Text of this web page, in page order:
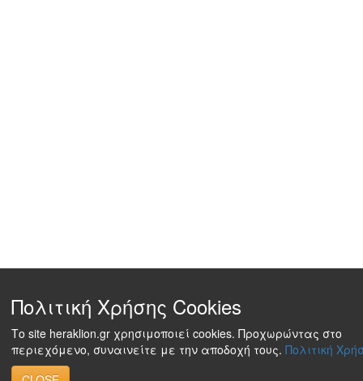
Πολιτική Χρήσης Cookies
Το site heraklion.gr χρησιμοποιεί cookies. Προχωρώντας στο
περιεχόμενο, συναινείτε με την αποδοχή τους. Πολιτική